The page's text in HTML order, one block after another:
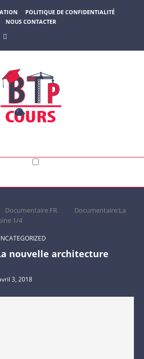
POLITIQUE DE CONFIDENTIALITÉ
NOUS CONTACTER
Documentaire FR
Documentaire:La
1/4
nouvelle architecture
3, 2018